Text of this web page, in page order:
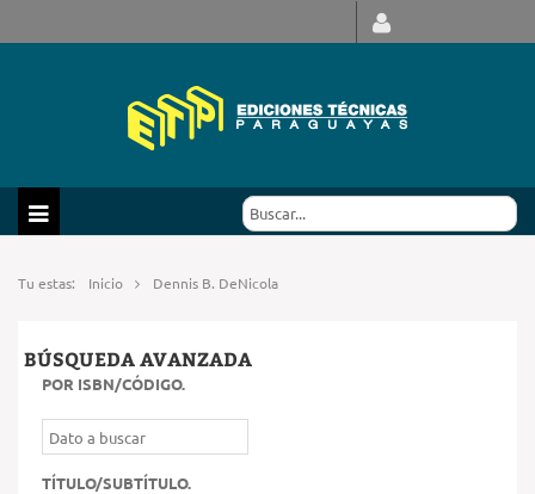
Tu estas: Inicio Dennis B. DeNicola
BÚSQUEDA AVANZADA
POR ISBN/CÓDIGO.
TÍTULO/SUBTÍTULO.